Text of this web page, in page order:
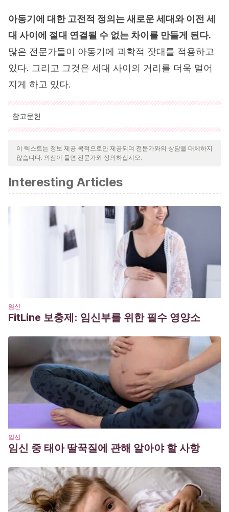
아동기에 대한 고전적 정의는 새로운 세대와 이전 세
대 사이에 절대 연결될 수 없는 차이를 만들게 된다.
많은 전문가들이 아동기에 과학적 잣대를 적용하고
있다. 그리고 그것은 세대 사이의 거리를 더욱 멀어
지게 하고 있다.
참고문헌
인용된 모든 출처는 우리 팀에 의해 집요하게 검토되어 질의의 질,
신뢰성, 시대에 맞음 및 타당성을 보장하기 위해 처리되었습니다.
이 문서의 참고 문헌은 신뢰성이 있으며 학문적 또는 과학적으로 정
Dr. José Méndez-Venegas, Psic. Azareel Maya-del Moral.
(2011). Psicología pediátrica. Extraído
http://www.medigraphic.com/pdfs/actpedmex/apm-
2011/apm114g.pdf
Yolanda Ferreira Arza.
(2000). Psicología infantil en la
http://www.scielo.org.bo/pdf/rcc/n8/a18.pdf
이 텍스트는 정보 제공 목적으로만 제공되며 전문가와의 상담을 대체하지
않습니다. 의심이 들면 전문가와 상의하십시오.
Interesting Articles
임신
FitLine 보충제: 임신부를 위한 필수 영양소
임신
임신 중 태아 딸꾹질에 관해 알아야 할 사항